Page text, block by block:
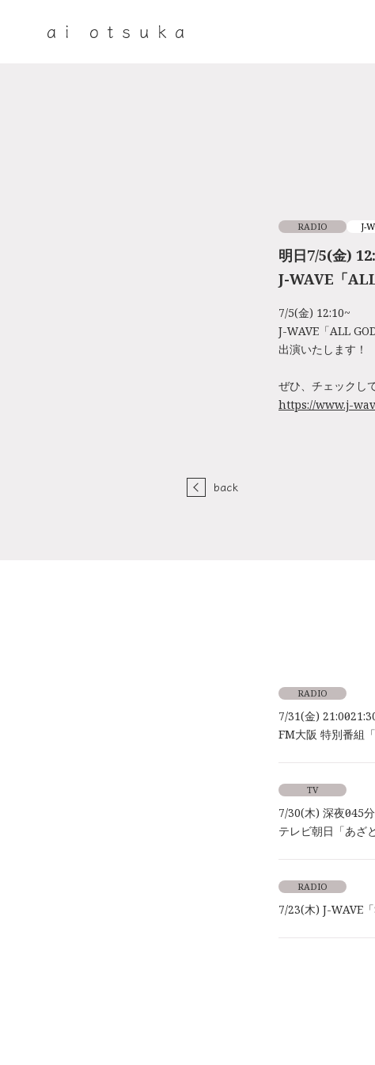
RADIO J-
明日7/5(金)
J-WAVE「
7/5(金) 12:10~
J-WAVE「ALL
出演いたします！
ぜひ、チェックし
https://www.j-
back
RADIO
7/31(金) 21:00～
FM大阪 特別番組
TV
7/30(木) 深夜0時45
テレビ朝日「あざ
RADIO
7/23(木) J-WAVE